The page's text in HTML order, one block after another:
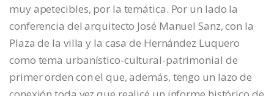
muy apetecibles, por la temática. Por un lado la
conferencia del arquitecto José Manuel Sanz, con la
Plaza de la villa y la casa de Hernández Luquero
como tema urbanístico-cultural-patrimonial de
primer orden con el que, además, tengo un lazo de